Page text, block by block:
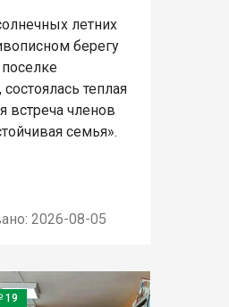
летних
берегу
теплая
встреча членов
семья».
2026-08-05
19